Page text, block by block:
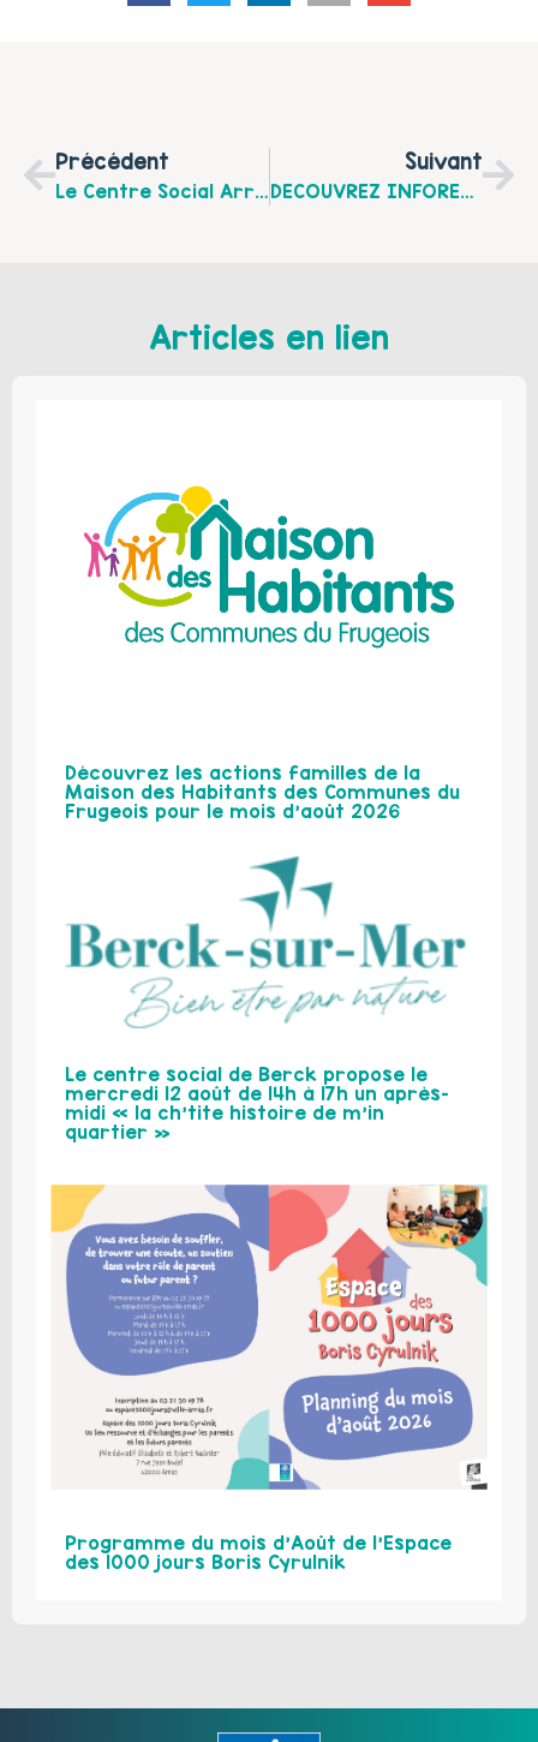
Précédent
Le Centre Social Arras Ouest Vous Propose Le Planning D’activité Du 18 Au 22 Janvier 2021
Suivant
DECOUVREZ INFORESO 67, Retour Sur Les Deux Temps De Sensibilisation Sur Les Violences Intra-Familiales
Articles en lien
Découvrez les actions familles de la
Maison des Habitants des Communes du
Frugeois pour le mois d’août 2026
Le centre social de Berck propose le
mercredi 12 août de 14h à 17h un après-
midi « la ch’tite histoire de m’in
quartier »
Programme du mois d’Août de l’Espace
des 1000 jours Boris Cyrulnik